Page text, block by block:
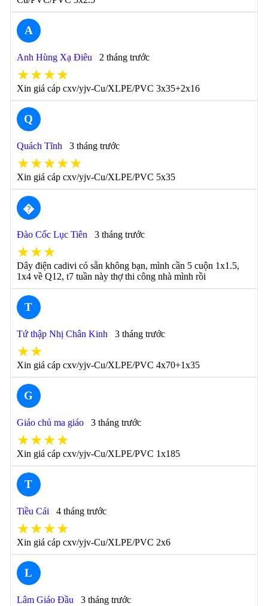
A
Anh Hùng Xạ Điêu 2 tháng trước
★★★★
Xin giá cáp cxv/yjv-Cu/XLPE/PVC 3x35+2x16
Q
Quách Tĩnh 3 tháng trước
★★★★★
Xin giá cáp cxv/yjv-Cu/XLPE/PVC 5x35
�
Đào Cốc Lục Tiên 3 tháng trước
★★★
Dây điện cadivi có sẵn không bạn, mình cần 5 cuộn 1x1.5,
1x4 về Q12, t7 tuần này thợ thi công nhà mình rồi
T
Tứ thập Nhị Chân Kinh 3 tháng trước
★★
Xin giá cáp cxv/yjv-Cu/XLPE/PVC 4x70+1x35
G
Giáo chủ ma giáo 3 tháng trước
★★★★
Xin giá cáp cxv/yjv-Cu/XLPE/PVC 1x185
T
Tiều Cái 4 tháng trước
★★★★
Xin giá cáp cxv/yjv-Cu/XLPE/PVC 2x6
L
Lâm Giáo Đầu 3 tháng trước